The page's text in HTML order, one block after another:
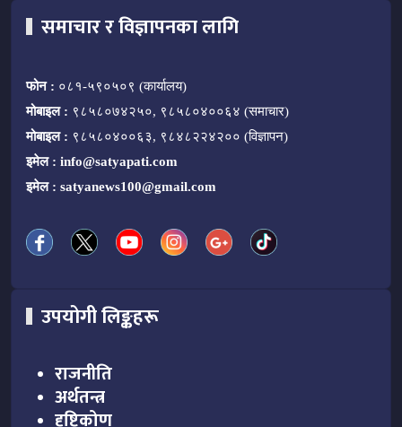
समाचार र विज्ञापनका लागि
फोन : ०८१-५९०५०९ (कार्यालय)
मोबाइल : ९८५८०७४२५०, ९८५८०४००६४ (समाचार)
मोबाइल : ९८५८०४००६३, ९८४८२२४२०० (विज्ञापन)
इमेल : info@satyapati.com
इमेल : satyanews100@gmail.com
उपयोगी लिङ्कहरू
राजनीति
अर्थतन्त्र
दृष्टिकोण